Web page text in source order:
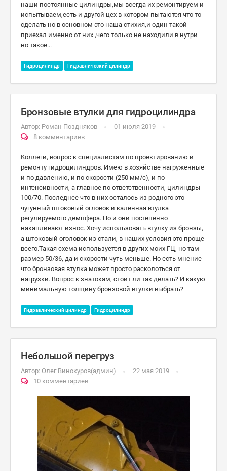
наши постоянные цилиндры,мы всегда их ремонтируем и
испытываем,есть и другой цех в котором пытаются что то
сделать но в основном это наша стихия,и один такой
приехал именно от них ,чего только не находили в нутри
но такое...
Гидроцилиндр Гидравлический цилиндр
Бронзовые втулки для гидроцилиндра
Автор: Роман Поздняков
01 июля 2019
8 комментариев
Коллеги, вопрос к специалистам по проектированию и
ремонту гидроцилиндров. Имею в хозяйстве нагруженные
и по давлению, и по скорости (250 мм/с), и по
интенсивности, а главное по ответственности, цилиндры
100/70. Последнее что в них осталось из родного это
чугунный штоковый огловок и каленная втулка
регулируемого демпфера. Но и они постепенно
накапливают износ. Хочу использовать втулку из бронзы,
а штоковый оголовок из стали, в наших условия это проще
всего.Такая схема используется в других моих ГЦ, но там
размер 50/36, да и скорости чуть меньше. Но есть мнение
что бронзовая втулка может просто расколоться от
нагрузки. Вопрос к знатокам, стоит ли так делать? И какую
минимальную толщину бронзовой втулки выбрать?
Гидравлический цилиндр Гидроцилиндр
Небольшой перегруз
Автор: Олег Винокуров(админ)
22 мая 2019
10 комментариев